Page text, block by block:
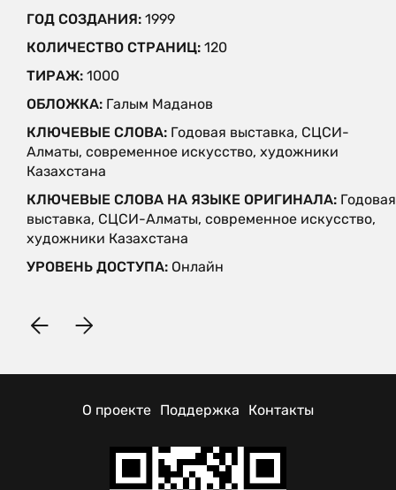
ГОД СОЗДАНИЯ: 1999
КОЛИЧЕСТВО СТРАНИЦ: 120
ТИРАЖ: 1000
ОБЛОЖКА: Галым Маданов
КЛЮЧЕВЫЕ СЛОВА: Годовая выставка, СЦСИ-
Алматы, современное искусство, художники
Казахстана
КЛЮЧЕВЫЕ СЛОВА НА ЯЗЫКЕ ОРИГИНАЛА: Годовая
выставка, СЦСИ-Алматы, современное искусство,
художники Казахстана
УРОВЕНЬ ДОСТУПА: Онлайн
О проекте Поддержка Контакты